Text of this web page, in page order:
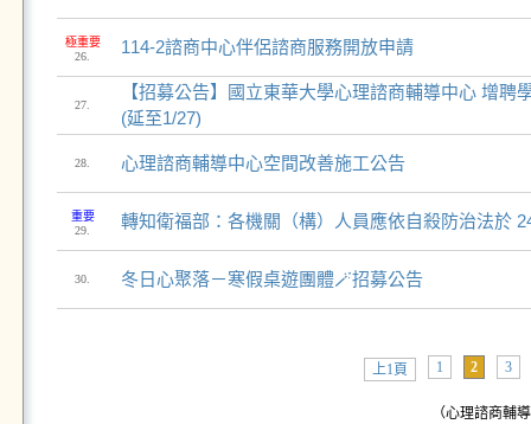
極重要
26.
114-2諮商中心伴侶諮商服務開放申請
27.
【招募公告】國立東華大學心理諮商輔導中心 增聘
(延至1/27)
28. 心理諮商輔導中心空間改善施工公告
重要
29.
轉知衛福部：各機關（構）人員應依自殺防治法於
30. 冬日心聚落－寒假桌遊團體🪄招募公告
上1頁 1 2 3
（心理諮商輔